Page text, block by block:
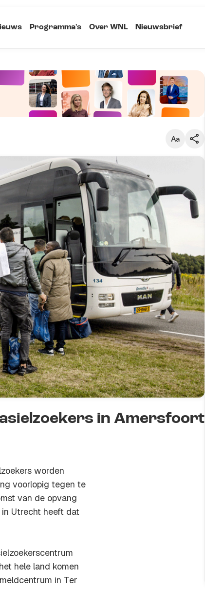
Programma's Over WNL Nieuwsbrief
Klein
Standaard
Groot
Kopieer link
in Amersfoort
worden
voorlopig tegen te
van de opvang
Utrecht heeft dat
hele land komen
in Ter